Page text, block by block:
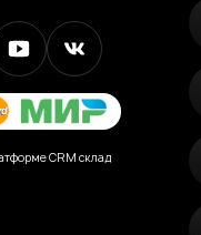
CRM склад